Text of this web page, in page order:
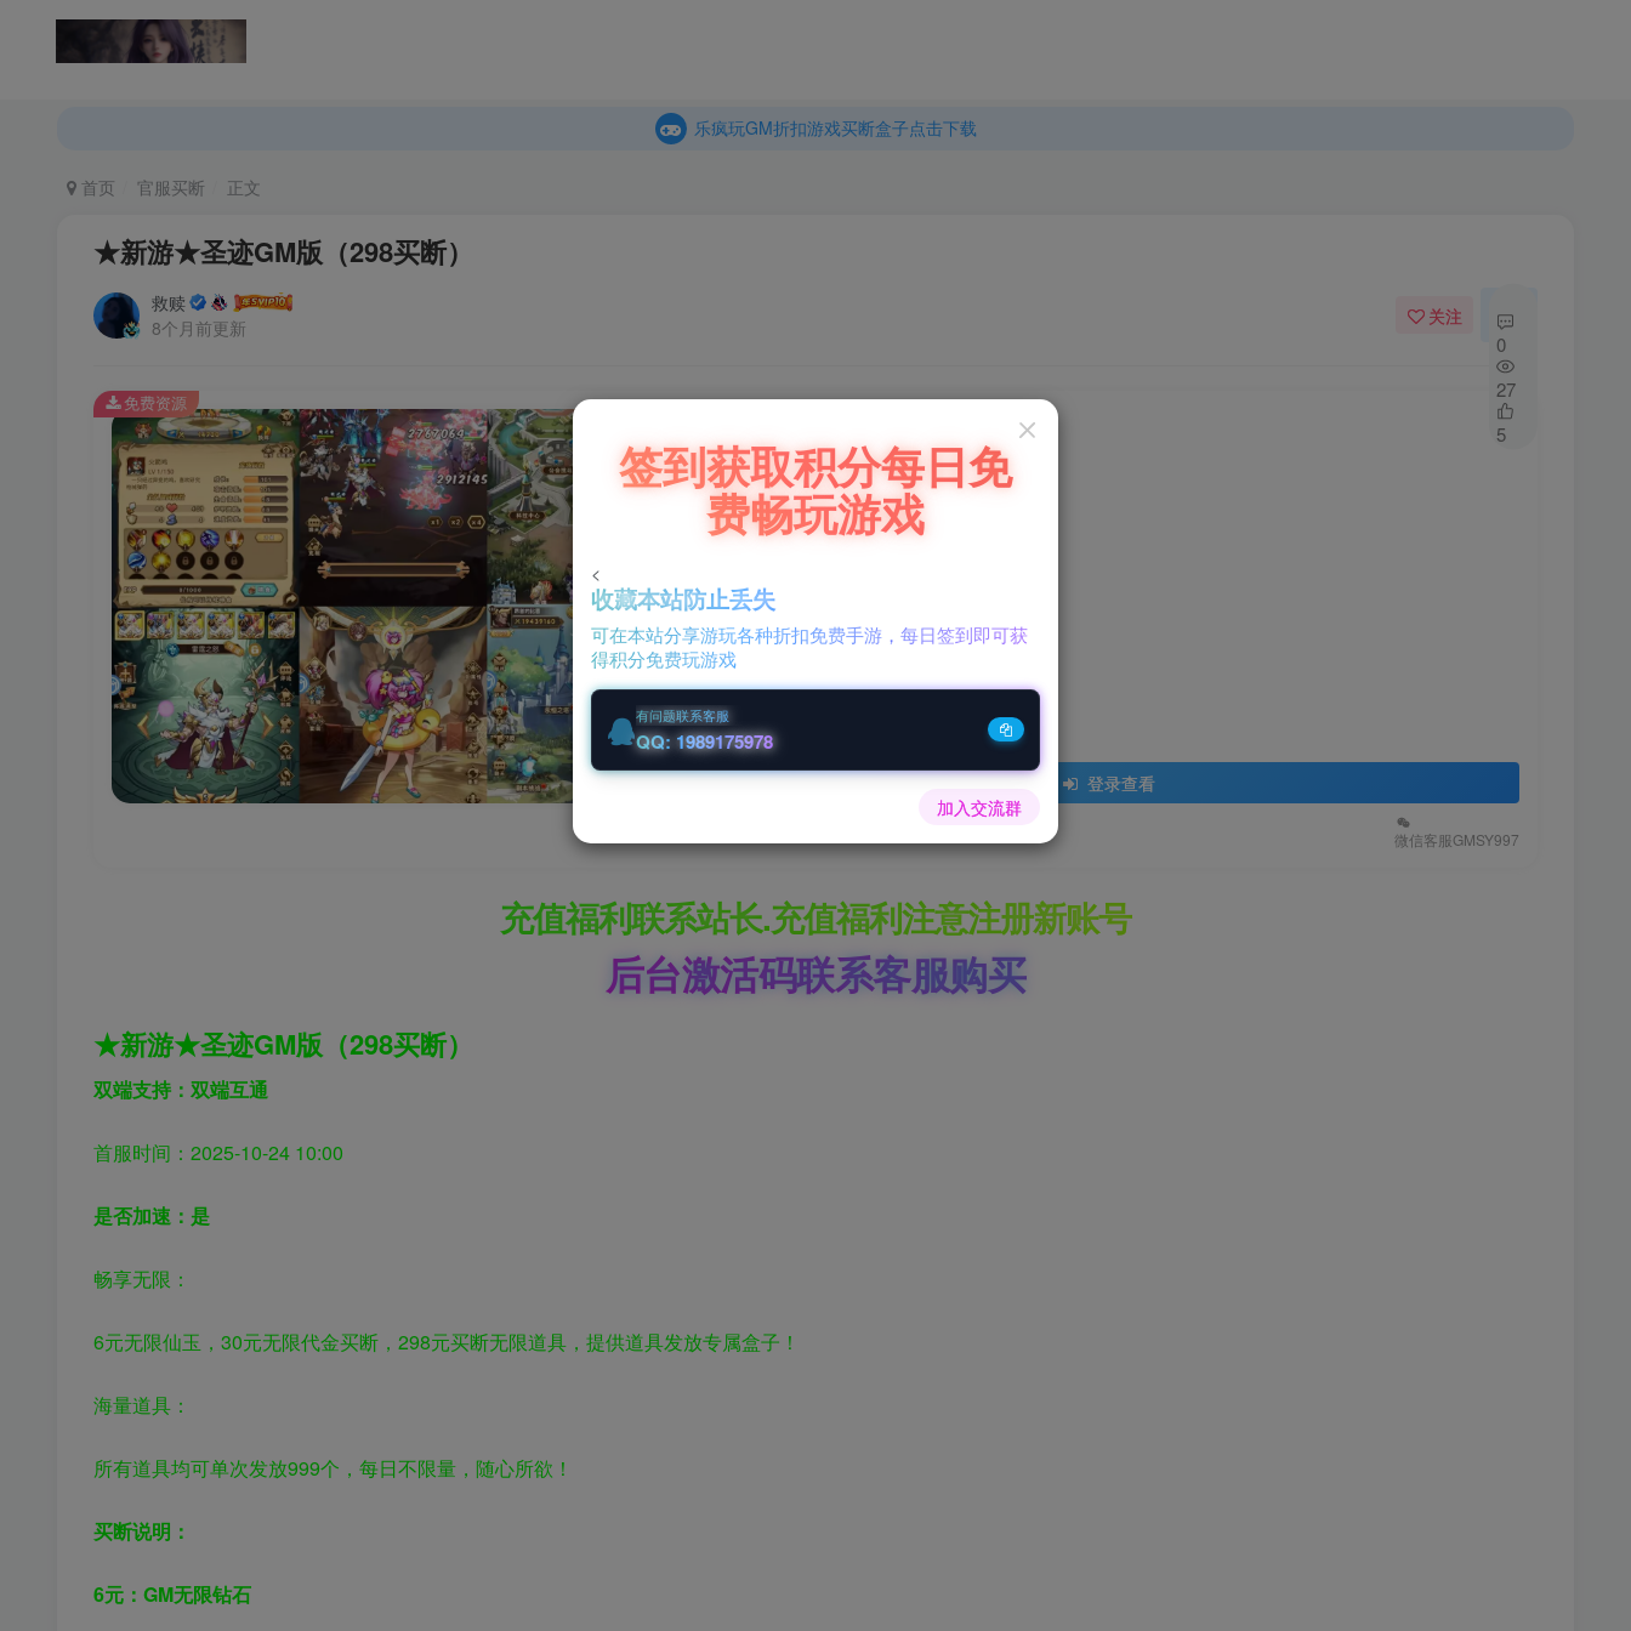
乐疯玩GM折扣游戏买断盒子点击下载
首页 官服买断 正文
★新游★圣迹GM版（298买断）
救赎
8个月前更新
关注 私信
0
27
5
此内容为免费资源，请登录后查看
￥0
登录查看
微信客服GMSY997
免费资源
充值福利联系站长.充值福利注意注册新账号
后台激活码联系客服购买
★新游★圣迹GM版（298买断）
双端支持：双端互通
首服时间：2025-10-24 10:00
是否加速：是
畅享无限：
6元无限仙玉，30元无限代金买断，298元买断无限道具，提供道具发放专属盒子！
海量道具：
所有道具均可单次发放999个，每日不限量，随心所欲！
买断说明：
6元：GM无限钻石
签到获取积分每日免
费畅玩游戏
<
收藏本站防止丢失
可在本站分享游玩各种折扣免费手游，每日签到即可获
得积分免费玩游戏
有问题联系客服
QQ: 1989175978
加入交流群